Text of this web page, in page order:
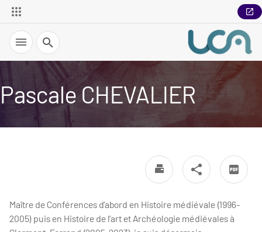
Recherche
Pascale CHEVALIER
Maître de Conférences d’abord en Histoire médiévale (1996-
2005) puis en Histoire de l’art et Archéologie médiévales à